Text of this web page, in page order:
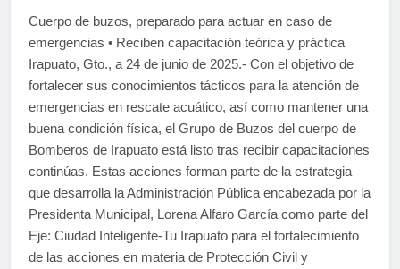
Cuerpo de buzos, preparado para actuar en caso de
emergencias • Reciben capacitación teórica y práctica
Irapuato, Gto., a 24 de junio de 2025.- Con el objetivo de
fortalecer sus conocimientos tácticos para la atención de
emergencias en rescate acuático, así como mantener una
buena condición física, el Grupo de Buzos del cuerpo de
Bomberos de Irapuato está listo tras recibir capacitaciones
continúas. Estas acciones forman parte de la estrategia
que desarrolla la Administración Pública encabezada por la
Presidenta Municipal, Lorena Alfaro García como parte del
Eje: Ciudad Inteligente-Tu Irapuato para el fortalecimiento
de las acciones en materia de Protección Civil y